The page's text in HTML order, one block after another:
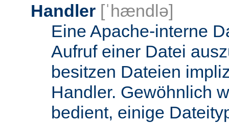
Handler [ˈhændlə]
Eine Apache-interne
Aufruf einer Datei
besitzen Dateien
Handler. Gewöhnlich
bedient, einige